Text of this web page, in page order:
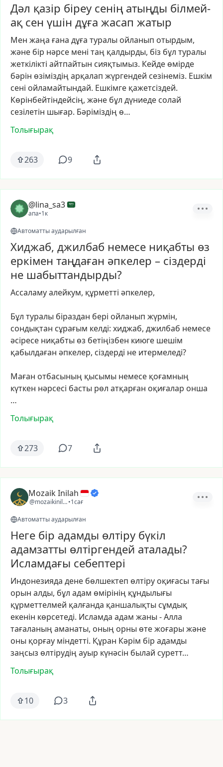
Дәл қазір біреу сенің атыңды білмей-
ақ сен үшін дұға жасап жатыр
Мен жаңа ғана дұға туралы ойланып отырдым,
және бір нәрсе мені таң қалдырды, біз бұл туралы
жеткілікті айтпайтын сияқтымыз. Кейде өмірде
бәрін өзіміздің арқалап жүргендей сезінеміз. Ешкім
сені ойламайтындай. Ешкімге қажетсіздей.
Көрінбейтіндейсің, және бұл дүниеде солай
сезілетін шығар. Бәріміздің ө…
Толығырақ
263 9
@lina_sa3
апа•1к
Автоматты аударылған
Хиджаб, джилбаб немесе ниқабты өз
еркімен таңдаған әпкелер – сіздерді
не шабыттандырды?
Ассаламуалейкум, құрметті әпкелер,
Бұл туралы біраздан бері ойланып жүрмін,
сондықтан сұрағым келді: хиджаб, джилбаб немесе
әсіресе ниқабты өз бетіңізбен киюге шешім
қабылдаған әпкелер, сіздерді не итермеледі?
Маған отбасының қысымы немесе қоғамның
күткен нәрсесі басты рөл атқарған оқиғалар онша
…
Толығырақ
273 7
Mozaik Inilah
@mozaikinilah•1сағ
Автоматты аударылған
Неге бір адамды өлтіру бүкіл
адамзатты өлтіргендей аталады?
Исламдағы себептері
Индонезияда дене бөлшектеп өлтіру оқиғасы тағы
орын алды, бұл адам өмірінің құндылығы
құрметтелмей қалғанда қаншалықты сұмдық
екенін көрсетеді. Исламда адам жаны -Алла
тағаланың аманаты, оның орны өтежоғары және
оны қорғау міндетті. Құран Кәрім бір адамды
заңсыз өлтірудің ауыр күнәсін былай суретт…
Толығырақ
10 3